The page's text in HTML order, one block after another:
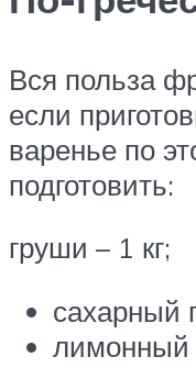
Вся польза
если
варенье по
подготовить:
груши – 1 кг;
сахарный
лимонный